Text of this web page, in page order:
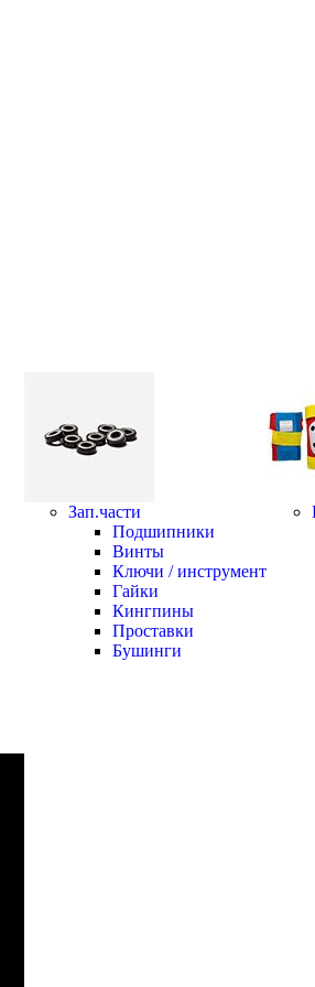
Зап.части
Подшипники
Винты
Ключи / инструмент
Гайки
Кингпины
Проставки
Бушинги